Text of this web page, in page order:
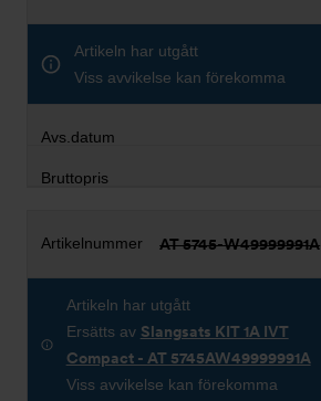
Artikeln har utgått
Viss avvikelse kan förekomma
AT 5745-W49999991A
Artikeln har utgått
Ersätts av Slangsats KIT 1A IVT
Compact - AT 5745AW49999991A
Viss avvikelse kan förekomma